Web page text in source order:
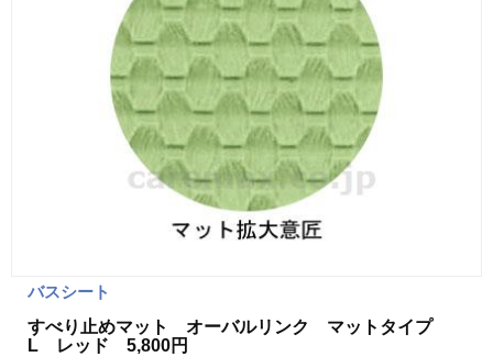
バスシート
すべり止めマット オーバルリンク マットタイプ
L レッド 5,800円